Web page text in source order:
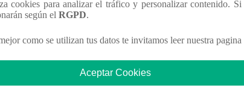
cuento de poner un negocio dentro del penal de
medio millón de soles entre todos los estafados.
Zapana Huayaban,Este sujeto les prometía un
Suboficiales le depositaban diversas cantidades
cookies para analizar el tráfico y personalizar contenido.
según el RGPD.
como se utilizan tus datos te invitamos leer nuestra pagina
Aceptar Cookies